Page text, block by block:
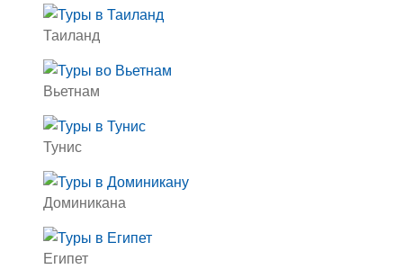
Таиланд
Вьетнам
Тунис
Доминикана
Египет